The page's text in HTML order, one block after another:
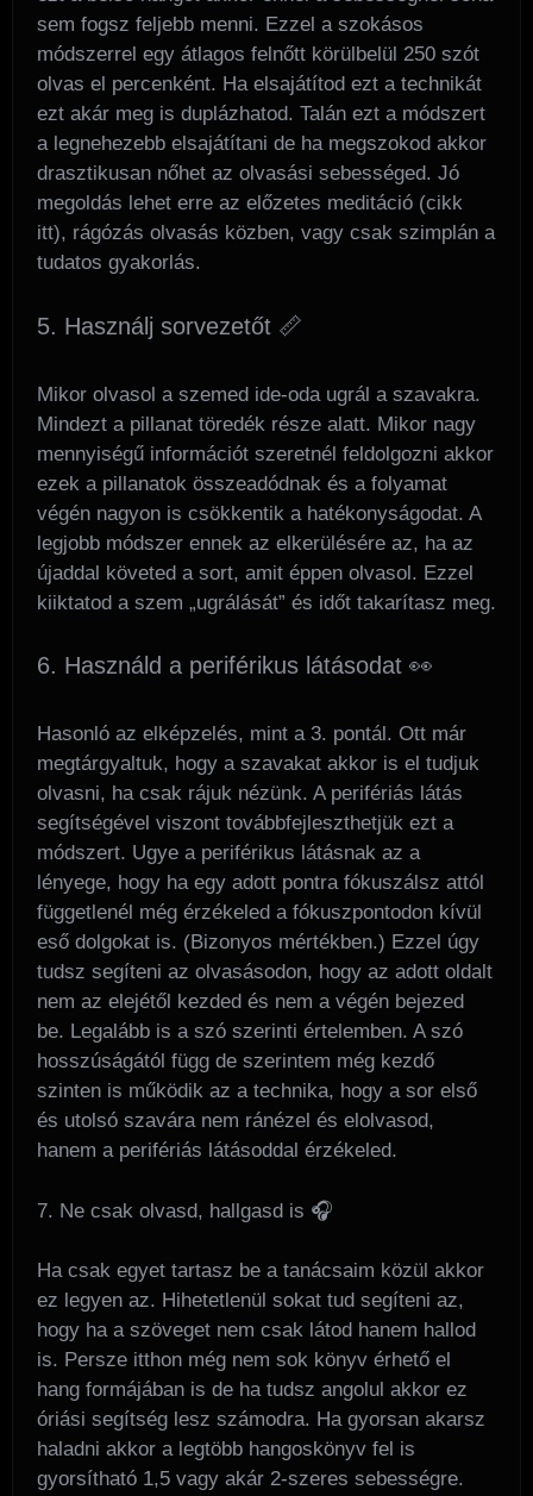
sem fogsz feljebb menni. Ezzel a szokásos
módszerrel egy átlagos felnőtt körülbelül 250 szót
olvas el percenként. Ha elsajátítod ezt a technikát
ezt akár meg is duplázhatod. Talán ezt a módszert
a legnehezebb elsajátítani de ha megszokod akkor
drasztikusan nőhet az olvasási sebességed. Jó
megoldás lehet erre az előzetes meditáció (cikk
itt), rágózás olvasás közben, vagy csak szimplán a
tudatos gyakorlás.
5. Használj sorvezetőt 📏
Mikor olvasol a szemed ide-oda ugrál a szavakra.
Mindezt a pillanat töredék része alatt. Mikor nagy
mennyiségű információt szeretnél feldolgozni akkor
ezek a pillanatok összeadódnak és a folyamat
végén nagyon is csökkentik a hatékonyságodat. A
legjobb módszer ennek az elkerülésére az, ha az
újaddal követed a sort, amit éppen olvasol. Ezzel
kiiktatod a szem „ugrálását” és időt takarítasz meg.
6. Használd a periférikus látásodat 👀
Hasonló az elképzelés, mint a 3. pontál. Ott már
megtárgyaltuk, hogy a szavakat akkor is el tudjuk
olvasni, ha csak rájuk nézünk. A perifériás látás
segítségével viszont továbbfejleszthetjük ezt a
módszert. Ugye a periférikus látásnak az a
lényege, hogy ha egy adott pontra fókuszálsz attól
függetlenél még érzékeled a fókuszpontodon kívül
eső dolgokat is. (Bizonyos mértékben.) Ezzel úgy
tudsz segíteni az olvasásodon, hogy az adott oldalt
nem az elejétől kezded és nem a végén bejezed
be. Legalább is a szó szerinti értelemben. A szó
hosszúságától függ de szerintem még kezdő
szinten is működik az a technika, hogy a sor első
és utolsó szavára nem ránézel és elolvasod,
hanem a perifériás látásoddal érzékeled.
7. Ne csak olvasd, hallgasd is 🎧
Ha csak egyet tartasz be a tanácsaim közül akkor
ez legyen az. Hihetetlenül sokat tud segíteni az,
hogy ha a szöveget nem csak látod hanem hallod
is. Persze itthon még nem sok könyv érhető el
hang formájában is de ha tudsz angolul akkor ez
óriási segítség lesz számodra. Ha gyorsan akarsz
haladni akkor a legtöbb hangoskönyv fel is
gyorsítható 1,5 vagy akár 2-szeres sebességre.